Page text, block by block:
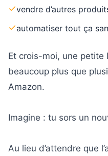
vendre d’autres
automatiser tout ça
Et crois-moi, une petite
beaucoup plus que
Amazon.
Imagine : tu sors un
Au lieu d’attendre que